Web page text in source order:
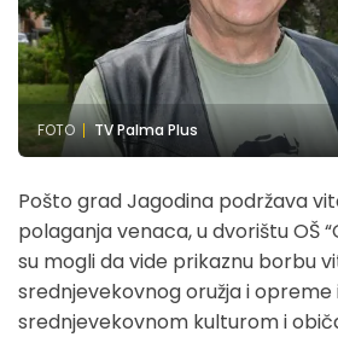
FOTO TV Palma Plus
Pošto grad Jagodina podržava
polaganja venaca, u dvorištu OŠ
su mogli da vide prikaznu borbu
srednjevekovnog oružja i opreme
srednjevekovnom kulturom i